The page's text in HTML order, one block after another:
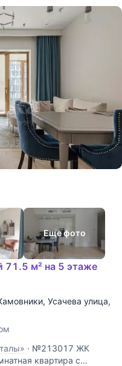
Еще фото
71.5 м² на 5 этаже
, Усачева улица,
· №213017 ЖК
квартира с